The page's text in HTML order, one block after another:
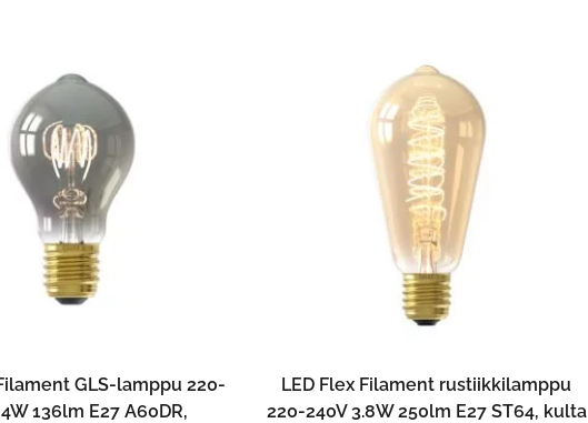
OSTOSKORIIN
GLS-lamppu 220-
136lm E27 A60DR,
LISÄÄ OSTOSKORIIN
LED Flex Filament rustiikkilamppu
220-240V 3.8W 250lm E27 ST64, kulta